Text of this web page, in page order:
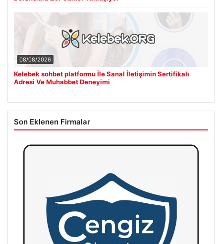
08/08/2026
Kelebek sohbet platformu İle Sanal İletişimin Sertifikalı
Adresi Ve Muhabbet Deneyimi
Son Eklenen Firmalar